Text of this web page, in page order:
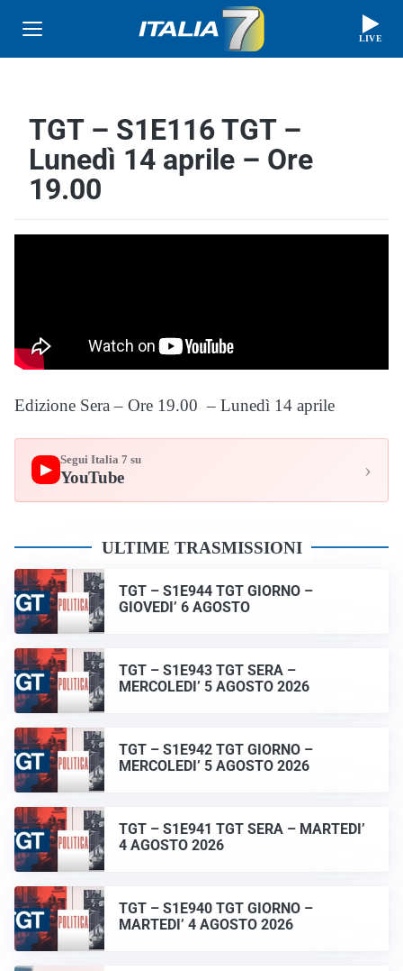
LIVE
TGT – S1E116 TGT –
Lunedì 14 aprile – Ore
19.00
Edizione Sera – Ore 19.00 – Lunedì 14 aprile
▶
Segui Italia 7 su
YouTube ›
ULTIME TRASMISSIONI
TGT – S1E944 TGT GIORNO –
GIOVEDI’ 6 AGOSTO
TGT – S1E943 TGT SERA –
MERCOLEDI’ 5 AGOSTO 2026
TGT – S1E942 TGT GIORNO –
MERCOLEDI’ 5 AGOSTO 2026
TGT – S1E941 TGT SERA – MARTEDI’
4 AGOSTO 2026
TGT – S1E940 TGT GIORNO –
MARTEDI’ 4 AGOSTO 2026